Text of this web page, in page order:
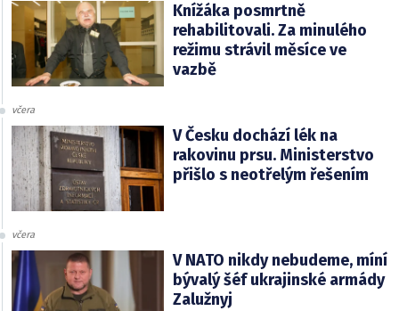
Knížáka posmrtně
rehabilitovali. Za minulého
režimu strávil měsíce ve
vazbě
včera
V Česku dochází lék na
rakovinu prsu. Ministerstvo
přišlo s neotřelým řešením
včera
V NATO nikdy nebudeme, míní
bývalý šéf ukrajinské armády
Zalužnyj